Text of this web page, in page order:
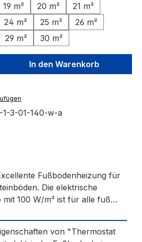
19 m² 20 m²
21 m²
24 m² 25 m²
26 m²
29 m² 30 m²
Gib den
In den Warenkorb
1-3-01-140-w-a
Fußbodenheizung für
Die elektrische
mit 100 W/m² ist für alle fuß…
von "Thermostat